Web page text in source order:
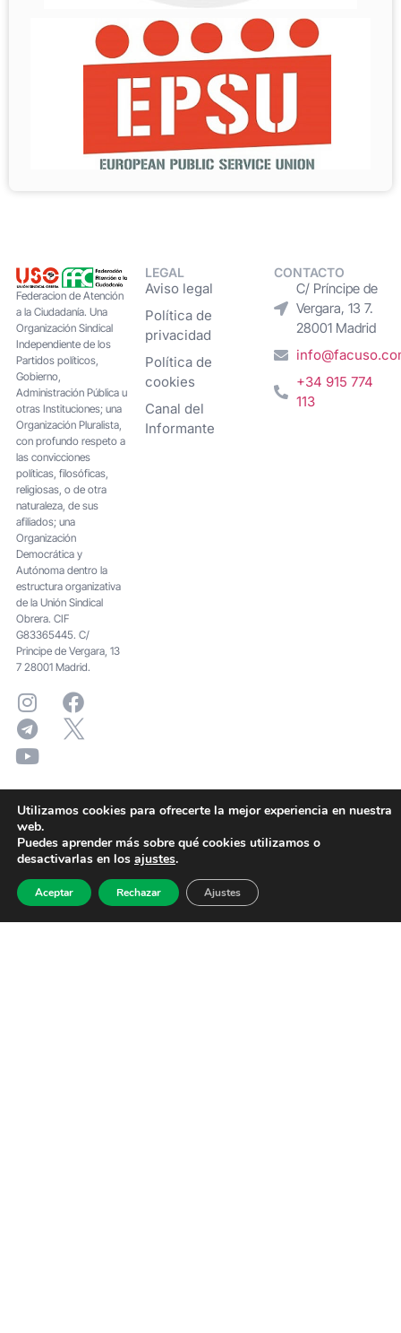
Federacion de Atención
a la Ciudadanía. Una
Organización Sindical
Independiente de los
Partidos políticos,
Gobierno,
Administración Pública u
otras Instituciones; una
Organización Pluralista,
con profundo respeto a
las convicciones
políticas, filosóficas,
religiosas, o de otra
naturaleza, de sus
afiliados; una
Organización
Democrática y
Autónoma dentro la
estructura organizativa
de la Unión Sindical
Obrera. CIF
G83365445. C/
Principe de Vergara, 13
7 28001 Madrid.
LEGAL
Aviso legal
Política de
privacidad
Política de
cookies
Canal del
Informante
CONTACTO
C/ Príncipe de
Vergara, 13 7.
28001 Madrid
+34 915 774
113
Utilizamos cookies para ofrecerte la mejor experiencia en nuestra
web.
Puedes aprender más sobre qué cookies utilizamos o
desactivarlas en los ajustes.
Aceptar Rechazar Ajustes